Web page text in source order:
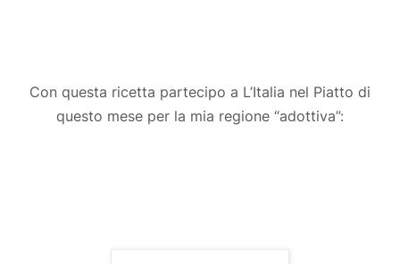
Con questa ricetta partecipo a L’Italia nel Piatto di
questo mese per la mia regione “adottiva”: